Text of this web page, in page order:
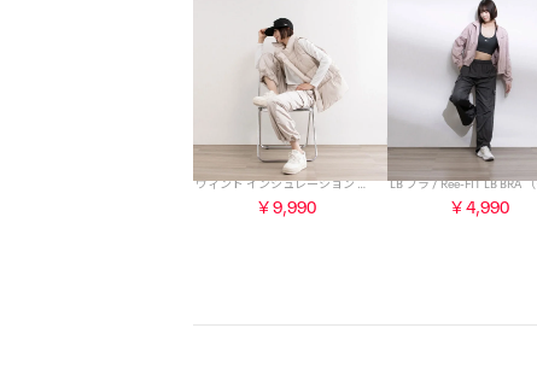
ウィンド インシュレーション ベスト / Ree-FIT WIND INSULATION VEST （エクリュ）
￥9,990 ￥4,990